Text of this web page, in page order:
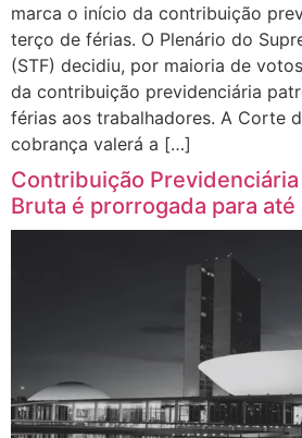
marca o início da contribuição
terço de férias. O Plenário do
(STF) decidiu, por maioria de
da contribuição previdenciária
férias aos trabalhadores. A Corte
cobrança valerá a […]
Contribuição
Bruta é prorrogada para até